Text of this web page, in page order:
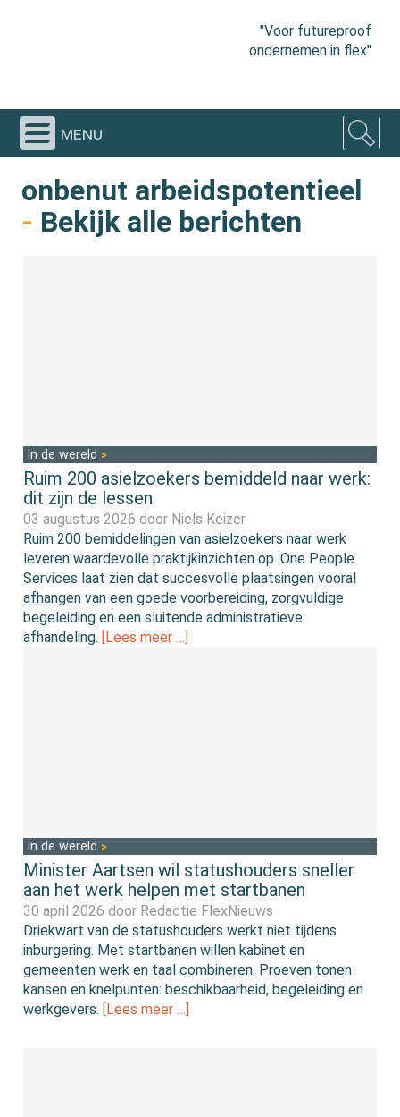
"Voor futureproof
ondernemen in flex"
menu
onbenut arbeidspotentieel
- Bekijk alle berichten
In de wereld
Ruim 200 asielzoekers bemiddeld naar werk:
dit zijn de lessen
03 augustus 2026 door Niels Keizer
Ruim 200 bemiddelingen van asielzoekers naar werk
leveren waardevolle praktijkinzichten op. One People
Services laat zien dat succesvolle plaatsingen vooral
afhangen van een goede voorbereiding, zorgvuldige
begeleiding en een sluitende administratieve
afhandeling. [Lees meer …]
In de wereld
Minister Aartsen wil statushouders sneller
aan het werk helpen met startbanen
30 april 2026 door Redactie FlexNieuws
Driekwart van de statushouders werkt niet tijdens
inburgering. Met startbanen willen kabinet en
gemeenten werk en taal combineren. Proeven tonen
kansen en knelpunten: beschikbaarheid, begeleiding en
werkgevers. [Lees meer …]